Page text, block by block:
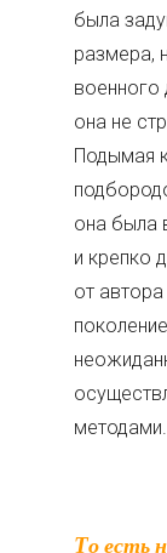
была
размера,
военного
она не
Подымая
она была
и крепко
от
методами.
То есть никаких тебе инноваций, видео,